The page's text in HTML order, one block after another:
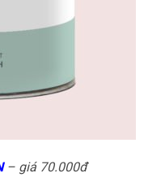
– giá 70.000đ